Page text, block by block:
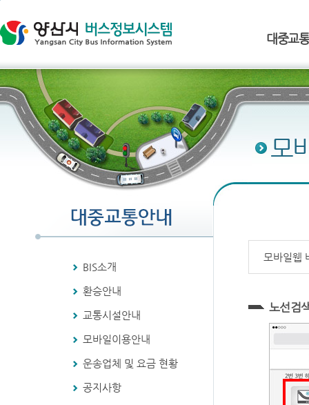
대중교
모
BIS소개
환승안내
교통시설안내
모바일이용안내
운송업체 및 요금 현황
공지사항
모바일웹
노선검